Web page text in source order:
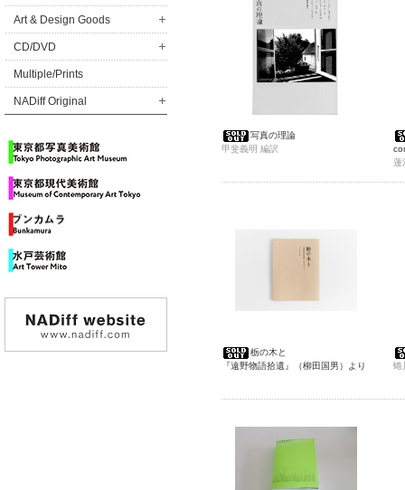
Art & Design Goods
CD/DVD
Multiple/Prints
NADiff Original
写真の理論
甲斐義明 編訳
蓮
栃の木と
『遠野物語拾遺』（柳田国男）より
蜷